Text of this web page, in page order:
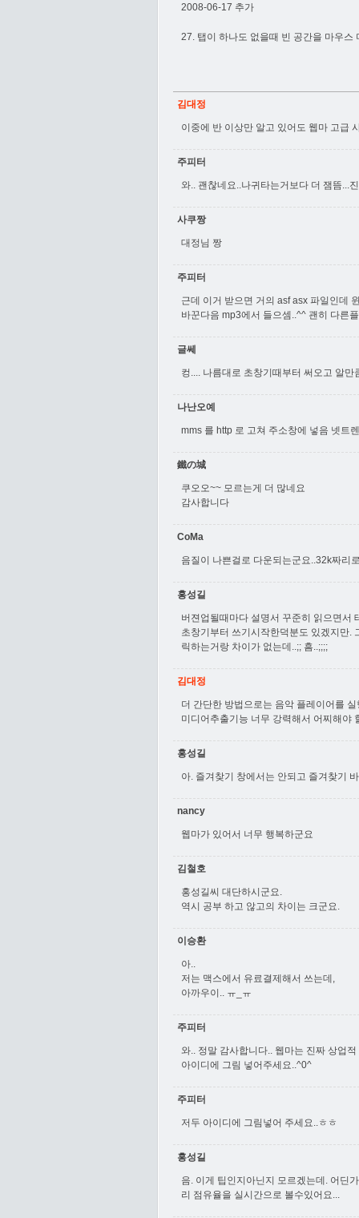
2008-06-17 추가
27. 탭이 하나도 없을때 빈 공간을 마우
김대정
이중에 반 이상만 알고 있어도 웹마 고급
주피터
와.. 괜찮네요..나귀타는거보다 더 잼뜸...
사쿠짱
대정님 짱
주피터
근데 이거 받으면 거의 asf asx 파일인데
바꾼다음 mp3에서 들으셈..^^ 괜히 다른
글쎄
컹.... 나름대로 초창기때부터 써오고 알
나난오예
mms 를 http 로 고쳐 주소창에 넣음 넷트
鐵の城
쿠오오~~ 모르는게 더 많네요
감사합니다
CoMa
음질이 나쁜걸로 다운되는군요..32k짜리
홍성길
버젼업될때마다 설명서 꾸준히 읽으면서
초창기부터 쓰기시작한덕분도 있겠지만.
릭하는거랑 차이가 없는데..;; 흠..;;;;
김대정
더 간단한 방법으로는 음악 플레이어를
미디어추출기능 너무 강력해서 어찌해야
홍성길
아. 즐겨찾기 창에서는 안되고 즐겨찾기
nancy
웹마가 있어서 너무 행복하군요
김철호
홍성길씨 대단하시군요.
역시 공부 하고 않고의 차이는 크군요.
이승환
아..
저는 맥스에서 유료결제해서 쓰는데,
아까우이.. ㅠ_ㅠ
주피터
와.. 정말 감사합니다.. 웹마는 진짜 상업
아이디에 그림 넣어주세요..^0^
주피터
저두 아이디에 그림넣어 주세요..ㅎㅎ
홍성길
음. 이게 팁인지아닌지 모르겠는데. 어딘
리 점유율을 실시간으로 볼수있어요...